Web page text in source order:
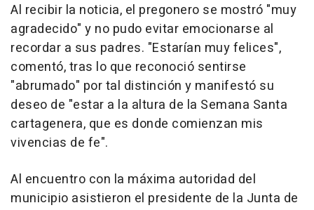
Al recibir la noticia, el pregonero se mostró "muy
agradecido" y no pudo evitar emocionarse al
recordar a sus padres. "Estarían muy felices",
comentó, tras lo que reconoció sentirse
"abrumado" por tal distinción y manifestó su
deseo de "estar a la altura de la Semana Santa
cartagenera, que es donde comienzan mis
vivencias de fe".
Al encuentro con la máxima autoridad del
municipio asistieron el presidente de la Junta de